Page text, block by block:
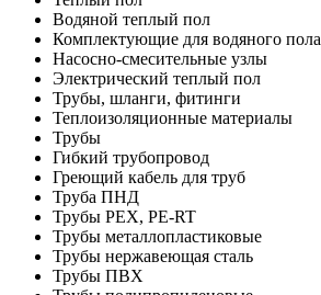
Водяной теплый пол
Комплектующие для водяного пола
Насосно-смесительные узлы
Электрический теплый пол
Трубы, шланги, фитинги
Теплоизоляционные материалы
Трубы
Гибкий трубопровод
Греющий кабель для труб
Труба ПНД
Трубы PEX, PE-RT
Трубы металлопластиковые
Трубы нержавеющая сталь
Трубы ПВХ